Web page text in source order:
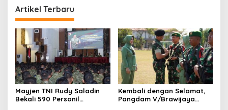
Artikel Terbaru
Mayjen TNI Rudy Saladin
Bekali 590 Personil
Kembali dengan Selamat,
Pangdam V/Brawijaya